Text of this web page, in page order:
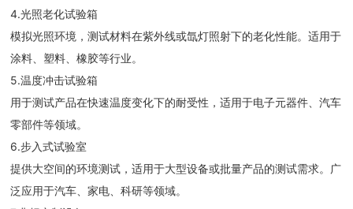
4.光照老化试验箱
模拟光照环境，测试材料在紫外线或氙灯照射下的老化性能。适用于
涂料、塑料、橡胶等行业。
5.温度冲击试验箱
用于测试产品在快速温度变化下的耐受性，适用于电子元器件、汽车
零部件等领域。
6.步入式试验室
提供大空间的环境测试，适用于大型设备或批量产品的测试需求。广
泛应用于汽车、家电、科研等领域。